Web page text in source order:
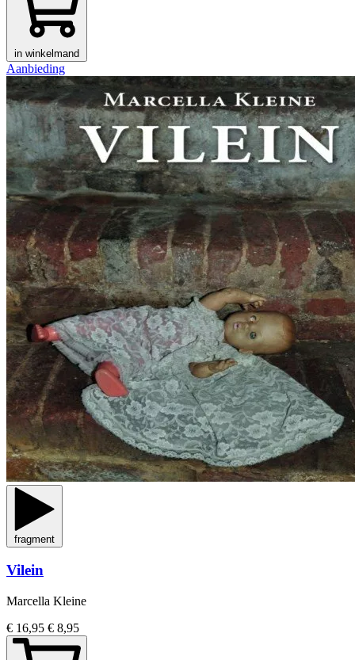
in winkelmand
Aanbieding
fragment
Vilein
Marcella Kleine
€ 16,95 € 8,95